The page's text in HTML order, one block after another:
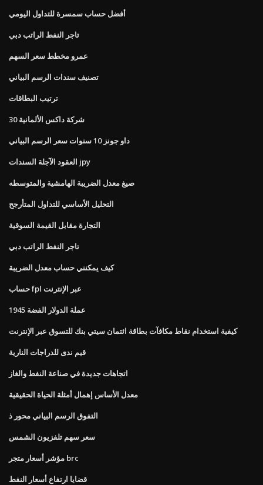
أفضل حساب سمسرة للتداول اليومي
تاجر النفط الراتب دبي
عمرو مخطط سعر السهم
تصنيف سندات الرسم البياني
ترتيب البطاقات
30 شركة داكس الألمانية
داو جونز 10 سنوات سعر الرسم البياني
العقود الآجلة السندات jpy
صيغ معدل الضريبة الهامشية والمتوسطه
التحليل الأساسي للتداول المتأرجح
التجارة مقابل القيمة السوقية
تاجر النفط الراتب دبي
كيف يمكنني حساب معدل الضريبة
حساب fpl عبر الإنترنت
1945 عملة الدولار الفضة
كيفية استخدام نقاط مكافآت بطاقة ائتمان سيتي بنك للتسوق عبر الإنترنت
قيم ندى للدراجات النارية
اتجاهات جديدة في صناعة النفط والغاز
معدل الأساس إهمال أمثلة الحياة الحقيقية
التفوق الرسم البياني محور ذ
سعر سهم تلفزيون الشمس
مؤشر أسعار متجر brc
قضايا ارتفاع أسعار النفط